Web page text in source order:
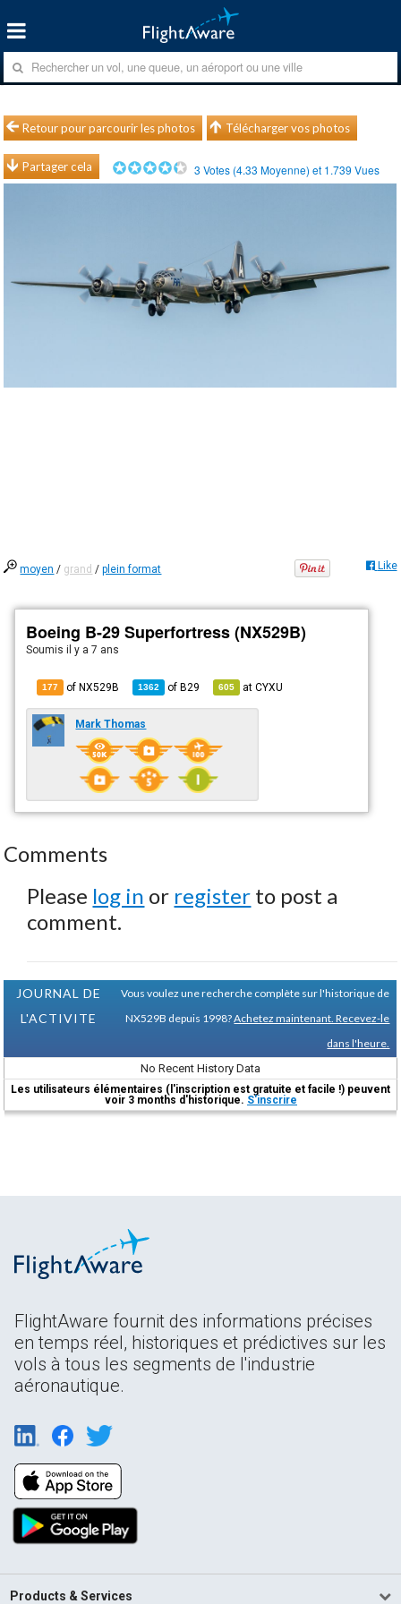
Retour pour parcourir les photos Télécharger vos photos
Partager cela 3 Votes (4.33 Moyenne) et 1.739 Vues
moyen / grand /plein format Like
Boeing B-29 Superfortress (NX529B)
Soumisil y a 7 ans
177 of NX529B 1362 ofB29 605 atCYXU
Mark Thomas
Comments
Please log in or register to post a
comment.
JOURNAL DE
L'ACTIVITE
Vous voulez une recherche complète sur l'historique de
NX529B depuis 1998?Achetez maintenant. Recevez-le
dans l'heure.
No Recent History Data
Les utilisateurs élémentaires (l'inscription est gratuite et facile !) peuvent
voir 3 months d'historique. S'inscrire
FlightAware fournit des informations précises
en temps réel, historiques et prédictives sur les
vols à tous les segments de l'industrie
aéronautique.
Products & Services